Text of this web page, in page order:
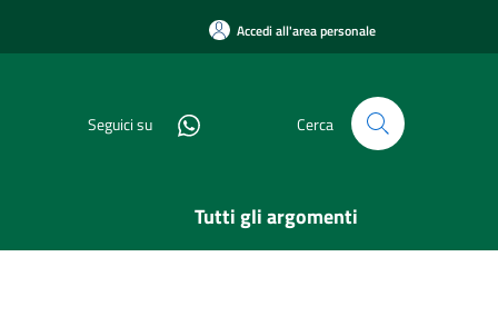
Accedi all'area personale
Seguici su Cerca
Tutti gli argomenti